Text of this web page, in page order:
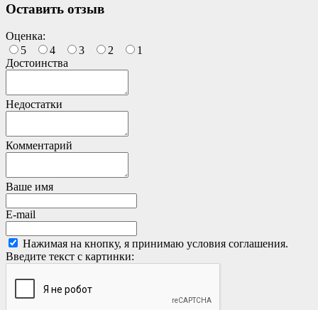
Оставить отзыв
Оценка:
5
4 3 2
1
Достоинства
Недостатки
Комментарий
Ваше имя
E-mail
Нажимая на кнопку, я принимаю условия соглашения.
Введите текст с картинки: